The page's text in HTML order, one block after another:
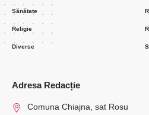
Sănătate
Religie
Diverse
Adresa Redacție
Comuna Chiajna, sat Rosu